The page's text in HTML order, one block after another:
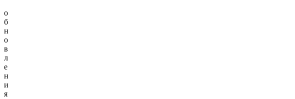
о
б
н
о
в
л
е
н
и
я